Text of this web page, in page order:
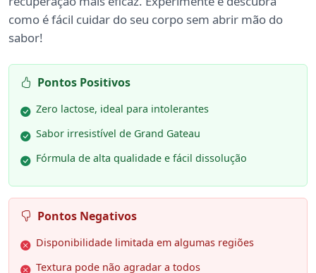
como é fácil cuidar do seu corpo sem abrir mão do
sabor!
Pontos Positivos
Zero lactose, ideal para intolerantes
Sabor irresistível de Grand Gateau
Fórmula de alta qualidade e fácil dissolução
Pontos Negativos
Disponibilidade limitada em algumas regiões
Textura pode não agradar a todos